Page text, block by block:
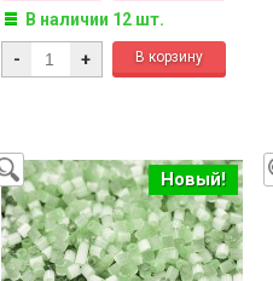
В наличии 12 шт.
- +
Новый!